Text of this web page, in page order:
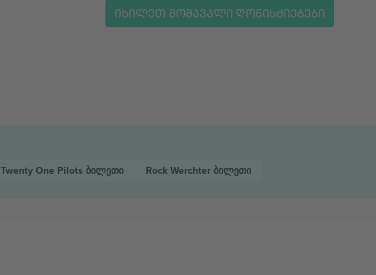
ᲘᲮᲘᲚᲔᲗ ᲛᲝᲛᲐᲕᲐᲚᲘ ᲦᲝᲜᲘᲡᲫᲘᲔᲑᲔᲑᲘ
Twenty One Pilots ბილეთი Rock Werchter ბილეთი